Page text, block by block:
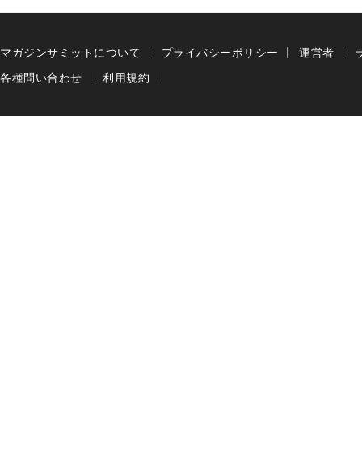
マガジンサミットについて プライバシーポリシー 運営者
各種問い合わせ
利用規約